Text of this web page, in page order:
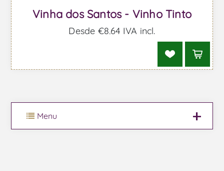
Vinha dos Santos - Vinho Tinto
Desde €8,64 IVA incl.
Menu